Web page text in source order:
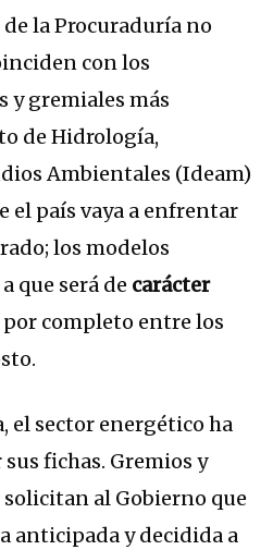
la Procuraduría no
con los
y gremiales más
de Hidrología,
Ambientales (Ideam)
el país vaya a enfrentar
los modelos
que será de carácter
completo entre los
el sector energético ha
fichas. Gremios y
al Gobierno que
anticipada y decidida a